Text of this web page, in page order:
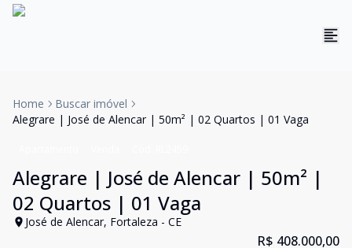
Home
Buscar imóvel
Alegrare | José de Alencar | 50m² | 02 Quartos | 01 Vaga
Alegrare | José de Alencar | 50m² |
02 Quartos | 01 Vaga
José de Alencar, Fortaleza - CE
R$ 408.000,00